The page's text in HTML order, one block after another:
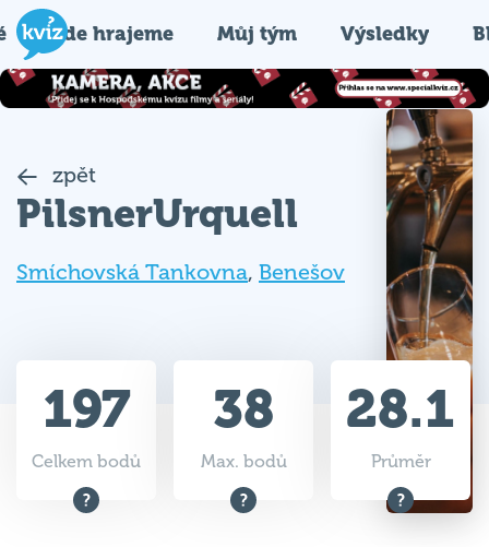
Kde hrajeme Můj tým Výsledky
zpět
PilsnerUrquell
Smíchovská Tankovna, Benešov
197
Celkem bodů
38
Max. bodů
28.1
Průměr